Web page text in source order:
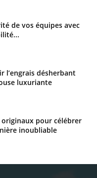
de vos équipes avec
l’engrais désherbant
luxuriante
originaux pour célébrer
inoubliable